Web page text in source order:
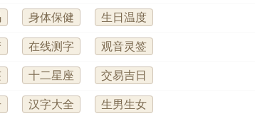
身体保健 生日温度
在线测字 观音灵签
十二星座 交易吉日
汉字大全 生男生女